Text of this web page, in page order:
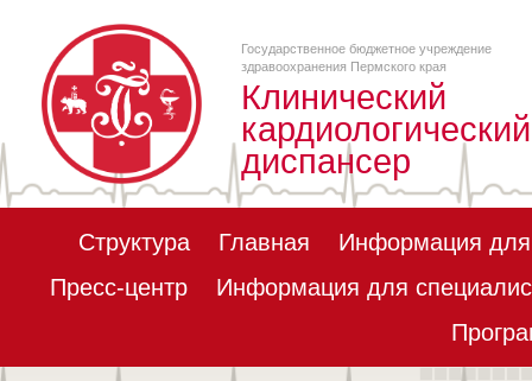
Государственное бюджетное учреждение
здравоохранения Пермского края
Клинический
кардиологический
диспансер
Структура Главная
Информация для
Пресс-центр
Информация для